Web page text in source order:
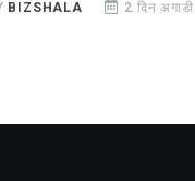
BIZSHALA 2 दिन अगाडी